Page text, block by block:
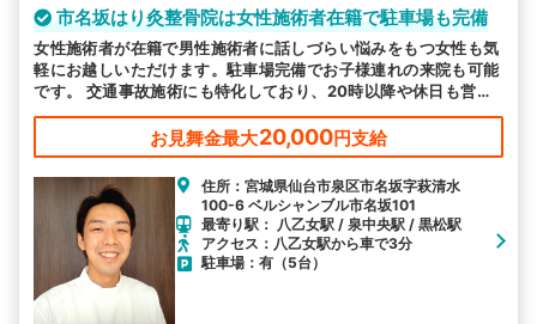
市名坂はり灸整骨院は女性施術者在籍で駐車場も完備
女性施術者が在籍で男性施術者に話しづらい悩みをもつ女性も気
軽にお越しいただけます。駐車場完備でお子様連れの来院も可能
です。 交通事故施術にも特化しており、20時以降や休日も営業
でお忙しい方も通いやすいと好評です。
お見舞金最大20,000円支給
住所：宮城県仙台市泉区市名坂字萩清水
100-6 ベルシャンブル市名坂101
最寄り駅： 八乙女駅 / 泉中央駅 / 黒松駅
アクセス：八乙女駅から車で3分
駐車場：有（5台）